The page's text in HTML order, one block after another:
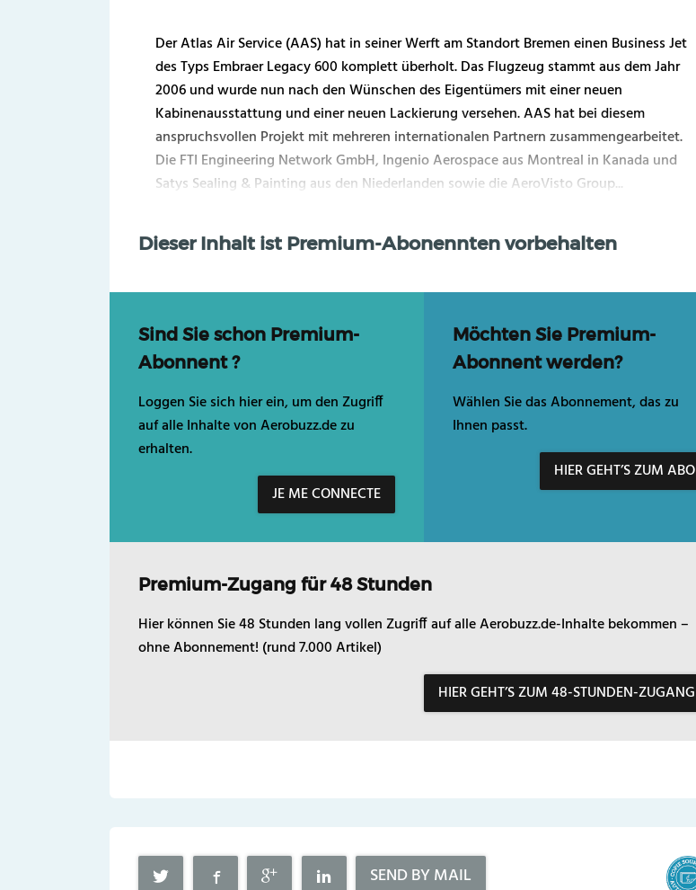
Der Atlas Air Service (AAS) hat in seiner Werft am Standort Bremen einen Business Jet
des Typs Embraer Legacy 600 komplett überholt. Das Flugzeug stammt aus dem Jahr
2006 und wurde nun nach den Wünschen des Eigentümers mit einer neuen
Kabinenausstattung und einer neuen Lackierung versehen. AAS hat bei diesem
anspruchsvollen Projekt mit mehreren internationalen Partnern zusammengearbeitet.
Die FTI Engineering Network GmbH, Ingenio Aerospace aus Montreal in Kanada und
Satys Sealing & Painting aus den Niederlanden sowie die AeroVisto Group...
Dieser Inhalt ist Premium-Abonennten vorbehalten
Sind Sie schon Premium-
Abonnent ?
Loggen Sie sich hier ein, um den Zugriff
auf alle Inhalte von Aerobuzz.de zu
erhalten.
JE ME CONNECTE
Möchten Sie Premium-
Abonnent werden?
Wählen Sie das Abonnement, das zu
Ihnen passt.
HIER GEHT’S ZUM ABO
Premium-Zugang für 48 Stunden
Hier können Sie 48 Stunden lang vollen Zugriff auf alle Aerobuzz.de-Inhalte bekommen –
ohne Abonnement! (rund 7.000 Artikel)
HIER GEHT’S ZUM 48-STUNDEN-ZUGANG
SEND BY MAIL